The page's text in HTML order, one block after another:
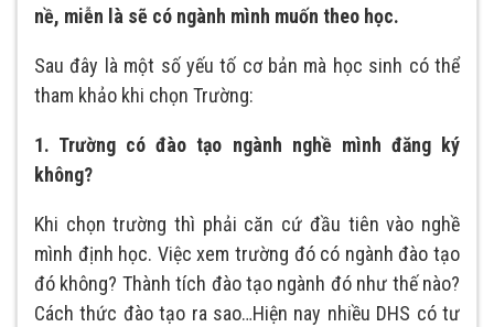
nề, miễn là sẽ có ngành mình muốn theo học.
Sau đây là một số yếu tố cơ bản mà học sinh có thể
tham khảo khi chọn Trường:
1. Trường có đào tạo ngành nghề mình đăng ký
không?
Khi chọn trường thì phải căn cứ đầu tiên vào nghề
mình định học. Việc xem trường đó có ngành đào tạo
đó không? Thành tích đào tạo ngành đó như thế nào?
Cách thức đào tạo ra sao…Hiện nay nhiều DHS có tư